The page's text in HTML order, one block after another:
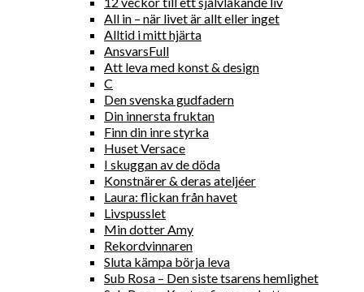
All in – när livet är allt eller inget
Alltid i mitt hjärta
AnsvarsFull
Att leva med konst & design
C
Den svenska gudfadern
Din innersta fruktan
Finn din inre styrka
Huset Versace
I skuggan av de döda
Konstnärer & deras ateljéer
Laura: flickan från havet
Livspusslet
Min dotter Amy
Rekordvinnaren
Sluta kämpa börja leva
Sub Rosa – Den siste tsarens hemlighet